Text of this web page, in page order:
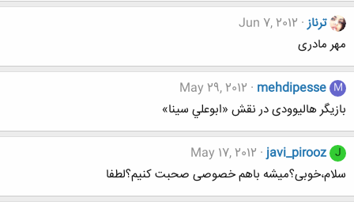
ترناز Jun 7, 2012
مهر مادری
M
mehdipesse
May 29, 2012
بازیگر هالیوودی در نقش «ابوعلي سينا»
J
javi_pirooz
May 17, 2012
سلام،خوبی؟میشه باهم خصوصی صحبت کنیم؟لطفا